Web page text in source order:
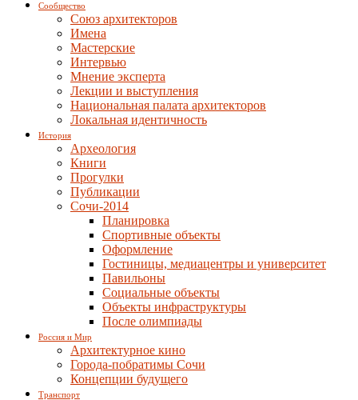
Сообщество
Союз архитекторов
Имена
Мастерские
Интервью
Мнение эксперта
Лекции и выступления
Национальная палата архитекторов
Локальная идентичность
История
Археология
Книги
Прогулки
Публикации
Сочи-2014
Планировка
Спортивные объекты
Оформление
Гостиницы, медиацентры и университет
Павильоны
Социальные объекты
Объекты инфраструктуры
После олимпиады
Россия и Мир
Архитектурное кино
Города-побратимы Сочи
Концепции будущего
Транспорт